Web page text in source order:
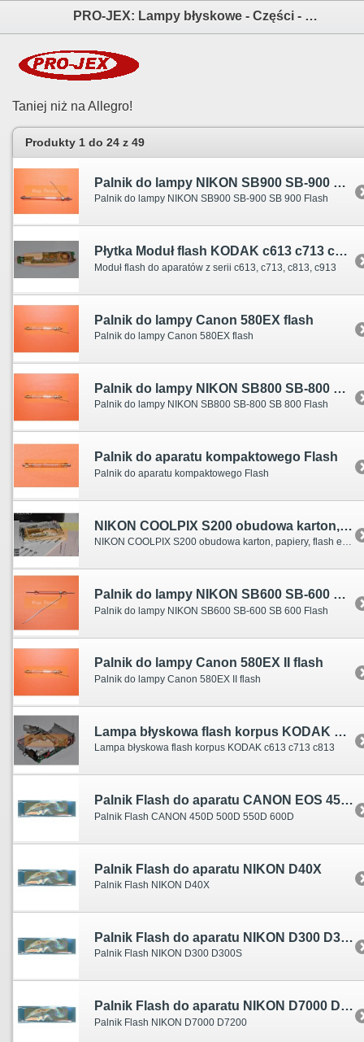
PRO-JEX: Lampy błyskowe - Części - Fotografia elektronika i akcesoria aparatów fotograficznych
Taniej niż na Allegro!
Produkty 1 do 24 z 49
Palnik do lampy NIKON SB900 SB-900 SB 900 Flash
Palnik do lampy NIKON SB900 SB-900 SB 900 Flash
Płytka Moduł flash KODAK c613 c713 c813
Moduł flash do aparatów z serii c613, c713, c813, c913
Palnik do lampy Canon 580EX flash
Palnik do lampy Canon 580EX flash
Palnik do lampy NIKON SB800 SB-800 SB 800 Flash
Palnik do lampy NIKON SB800 SB-800 SB 800 Flash
Palnik do aparatu kompaktowego Flash
Palnik do aparatu kompaktowego Flash
NIKON COOLPIX S200 obudowa karton, papiery, flash
NIKON COOLPIX S200 obudowa karton, papiery, flash elektronika
Palnik do lampy NIKON SB600 SB-600 SB 600 Flash
Palnik do lampy NIKON SB600 SB-600 SB 600 Flash
Palnik do lampy Canon 580EX II flash
Palnik do lampy Canon 580EX II flash
Lampa błyskowa flash korpus KODAK c613 c713 c813
Lampa błyskowa flash korpus KODAK c613 c713 c813
Palnik Flash do aparatu CANON EOS 450D 500D 550D 600D
Palnik Flash CANON 450D 500D 550D 600D
Palnik Flash do aparatu NIKON D40X
Palnik Flash NIKON D40X
Palnik Flash do aparatu NIKON D300 D300S
Palnik Flash NIKON D300 D300S
Palnik Flash do aparatu NIKON D7000 D7200
Palnik Flash NIKON D7000 D7200